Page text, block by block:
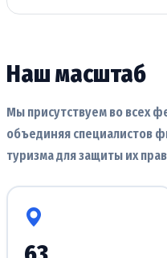
Наш масштаб
Мы присутствуем во всех
объединяя специалистов
туризма для защиты их